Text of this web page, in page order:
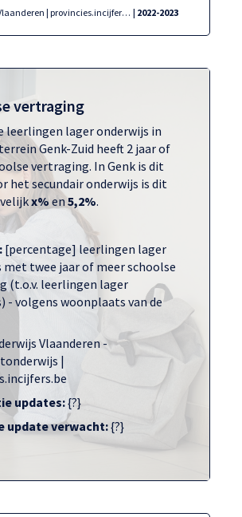
Onderwijs Vlaanderen | provincies.incijfers.be | 2022-2023
vertraging
leerlingen lager onderwijs in
Genk-Zuid heeft 2 jaar of
vertraging. In Genk is dit
het secundair onderwijs is dit
x%en5,2%.
[percentage] leerlingen lager
met twee jaar of meer schoolse
(t.o.v. leerlingen lager
- volgens woonplaats van de
Vlaanderen -
|
updates:{?}
update verwacht:{?}